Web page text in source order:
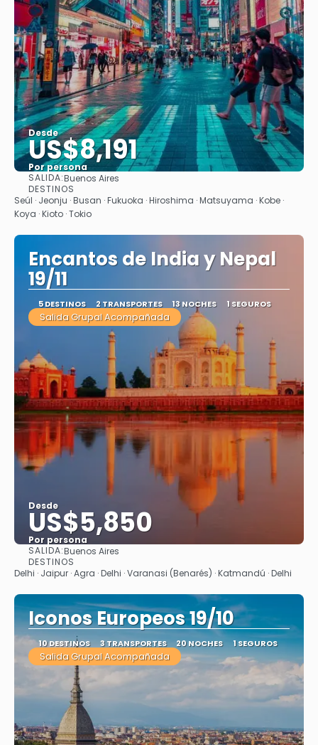
Desde
US$8,191
Por persona
SALIDA:Buenos Aires
DESTINOS
Seúl · Jeonju · Busan · Fukuoka · Hiroshima · Matsuyama · Kobe ·
Koya · Kioto · Tokio
Encantos de India y Nepal
19/11
5 DESTINOS 2 TRANSPORTES 13 NOCHES 1 SEGUROS
Salida Grupal Acompañada
Desde
US$5,850
Por persona
SALIDA:Buenos Aires
DESTINOS
Delhi · Jaipur · Agra · Delhi · Varanasi (Benarés) · Katmandú · Delhi
Iconos Europeos 19/10
10 DESTINOS 3 TRANSPORTES 20 NOCHES 1 SEGUROS
Salida Grupal Acompañada